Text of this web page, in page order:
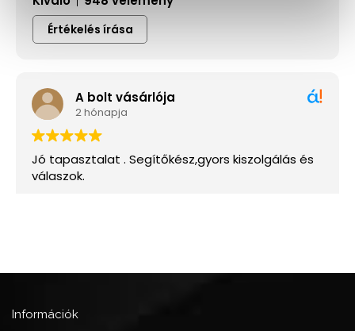
Információk